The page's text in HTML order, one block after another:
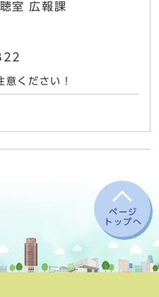
室 広報課
ください！
ページ
トップへ